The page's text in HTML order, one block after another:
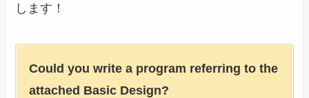
します！
Could you write a program referring to the
attached Basic Design?